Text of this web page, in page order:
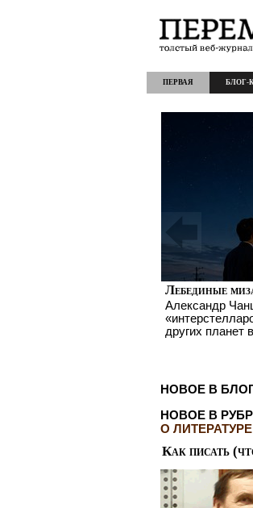
ПЕРВАЯ БЛОГ-
Лебединые
Александр
других планет
НОВОЕ В
НОВОЕ В
О ЛИТЕРАТУРЕ
Как писать